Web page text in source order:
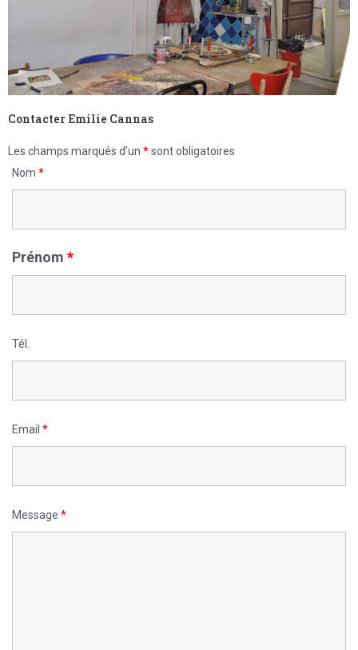
Contacter Emilie Cannas
Les champs marqués d’un *sont obligatoires
Nom *
Prénom *
Tél.
Email *
Message *